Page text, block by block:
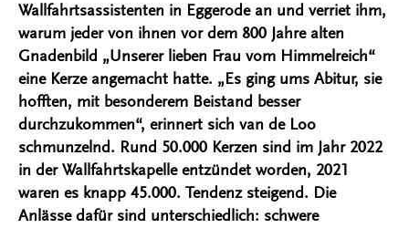
Wallfahrtsassistenten in Eggerode an und verriet ihm,
warum jeder von ihnen vor dem 800 Jahre alten
Gnadenbild „Unserer lieben Frau vom Himmelreich“
eine Kerze angemacht hatte. „Es ging ums Abitur, sie
hofften, mit besonderem Beistand besser
durchzukommen“, erinnert sich van de Loo
schmunzelnd. Rund 50.000 Kerzen sind im Jahr 2022
in der Wallfahrtskapelle entzündet worden, 2021
waren es knapp 45.000. Tendenz steigend. Die
Anlässe dafür sind unterschiedlich: schwere